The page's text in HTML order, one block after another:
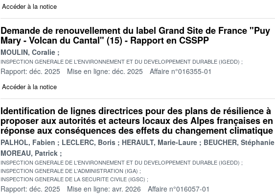
Accéder à la notice
Demande de renouvellement du label Grand Site de France "Puy
Mary - Volcan du Cantal" (15) - Rapport en CSSPP
MOULIN, Coralie
INSPECTION GENERALE DE L'ENVIRONNEMENT ET DU DEVELOPPEMENT DURABLE (IGEDD)
Rapport: déc. 2025 Mise en ligne: déc. 2025 Affaire n°016355-01
Accéder à la notice
Identification de lignes directrices pour des plans de résilience à
proposer aux autorités et acteurs locaux des Alpes françaises en
réponse aux conséquences des effets du changement climatique
PALHOL, Fabien LECLERC, Boris HERAULT, Marie-Laure
BEUCHER, Stéphanie
MOREAU, Patrick
INSPECTION GENERALE DE L'ENVIRONNEMENT ET DU DEVELOPPEMENT DURABLE (IGEDD)
INSPECTION GENERALE DE L'ADMINISTRATION (IGA)
INSPECTION GENERALE DE LA SECURITE CIVILE (IGSC)
Rapport: déc. 2025 Mise en ligne: avr. 2026 Affaire n°016057-01